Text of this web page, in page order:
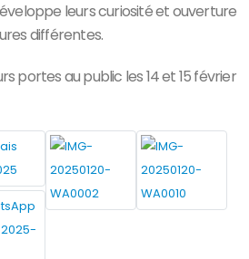
leurs curiosité et ouverture
différentes.
portes au public les 14 et 15 février